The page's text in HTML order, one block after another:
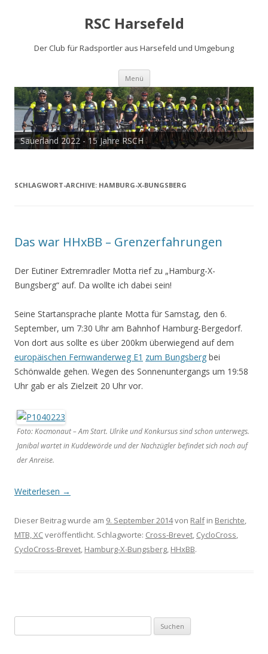
RSC Harsefeld
Der Club für Radsportler aus Harsefeld und Umgebung
Menü Zum
springen
Sauerland 2022 - 15 Jahre RSCH
SCHLAGWORT-ARCHIVE: HAMBURG-X-BUNGSBERG
Das war HHxBB – Grenzerfahrungen
Der Eutiner Extremradler Motta rief zu „Hamburg-X-
Bungsberg“ auf. Da wollte ich dabei sein!
Seine Startansprache plante Motta für Samstag, den 6.
September, um 7:30 Uhr am Bahnhof Hamburg-Bergedorf.
Von dort aus sollte es über 200km überwiegend auf dem
europäischen Fernwanderweg E1 zum Bungsberg bei
Schönwalde gehen. Wegen des Sonnenuntergangs um 19:58
Uhr gab er als Zielzeit 20 Uhr vor.
Foto: Kocmonaut – Am Start. Ulrike und Konkursus sind schon unterwegs.
Janibal wartet in Kuddewörde und der Nachzügler befindet sich noch auf
der Anreise.
Weiterlesen →
Dieser Beitrag wurde am 9. September 2014von Ralfin Berichte,
MTB, XCveröffentlicht. Schlagworte: Cross-Brevet, CycloCross,
CycloCross-Brevet, Hamburg-X-Bungsberg, HHxBB.
nach: